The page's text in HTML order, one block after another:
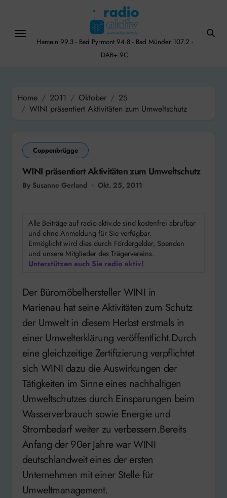
content
Hameln 99.3 - Bad Pyrmont 94.8 - Bad Münder 107.2 -
DAB+ 9C
Home 2011 Oktober
25
WINI präsentiert Aktivitäten zum Umweltschutz
Coppenbrügge
WINI präsentiert Aktivitäten zum Umweltschutz
By Susanne Gerland Okt. 25, 2011
Alle Beiträge auf radio-aktiv.de sind kostenfrei abrufbar
und ohne Anmeldung für Sie verfügbar.
Ermöglicht wird dies durch Fördergelder, Spenden
und unsere Mitglieder des Trägervereins.
Unterstützen auch Sie radio aktiv!
Der Büromöbelhersteller WINI in
Marienau hat seine Aktivitäten zum Schutz
der Umwelt in diesem Herbst erstmals in
einer Umwelterklärung veröffentlicht.Durch
eine gleichzeitige Zertifizierung verpflichtet
sich WINI dazu die Auswirkungen der
Tätigkeiten im Sinne eines nachhaltigen
Umweltschutzes durch Einsparungen beim
Wasserverbrauch sowie Energie und
Strombedarf weiter zu verbessern.Bereits
Anfang der 90er Jahre war WINI
deutschlandweit eines der ersten
Unternehmen mit einer Stelle für
Umweltmanagement.